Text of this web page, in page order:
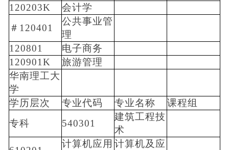
120203K
会计学
＃120401
公共事业管
理
120801
电子商务
120901K
旅游管理
华南理工大
学
学历层次
专业代码 专业名称
课程组
专科
540301
建筑工程技
术
计算机应用 计算机及应